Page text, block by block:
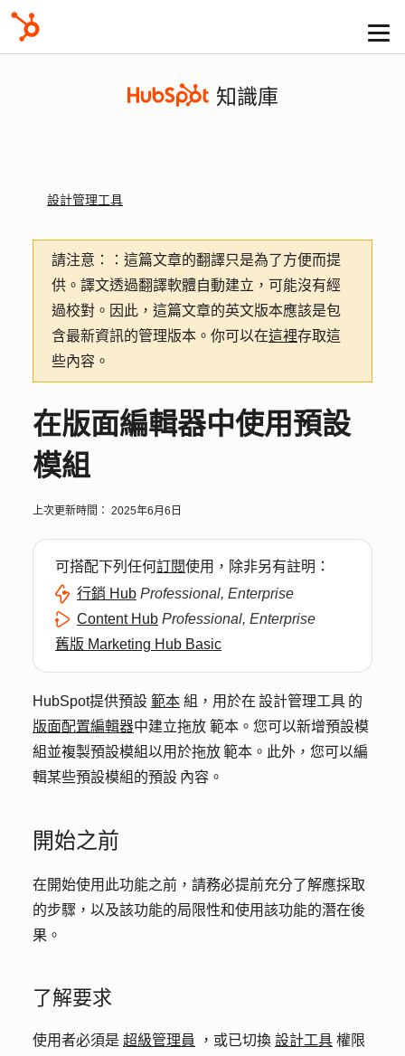
知識庫
設計管理工具
請注意：
：這篇文章的翻譯只是為了方便而提
供。譯文透過翻譯軟體自動建立，可能沒有經
過校對。因此，這篇文章的英文版本應該是包
含最新資訊的管理版本。你可以在這裡存取這
些內容。
在版面編輯器中使用預設
模組
上次更新時間： 2025年6月6日
可搭配下列任何訂閱使用，除非另有註明：
行銷 Hub Professional, Enterprise
Content Hub Professional, Enterprise
舊版 Marketing Hub Basic
HubSpot提供預設 範本 組，用於在 設計管理工具 的
版面配置編輯器中建立拖放 範本。您可以新增預設模
組並複製預設模組以用於拖放 範本。此外，您可以編
輯某些預設模組的預設 內容。
開始之前
在開始使用此功能之前，請務必提前充分了解應採取
的步驟，以及該功能的局限性和使用該功能的潛在後
果。
了解要求
使用者必須是 超級管理員 ，或已切換 設計工具 權限